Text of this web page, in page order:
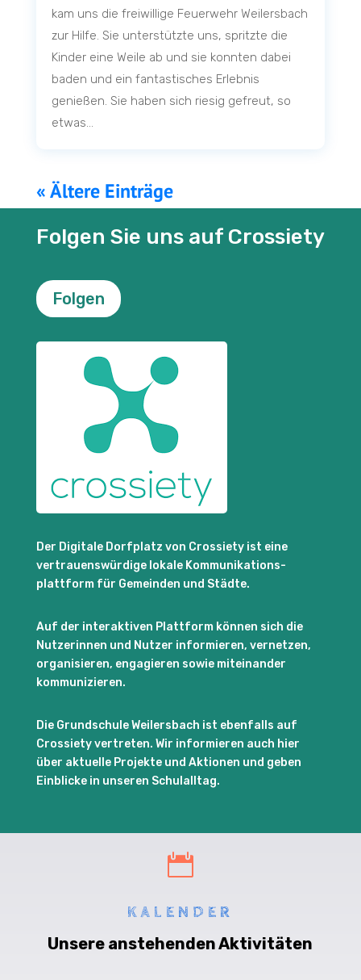
kam uns die freiwillige Feuerwehr Weilersbach
zur Hilfe. Sie unterstützte uns, spritzte die
Kinder eine Weile ab und sie konnten dabei
baden und ein fantastisches Erlebnis
genießen. Sie haben sich riesig gefreut, so
etwas...
« Ältere Einträge
Folgen Sie uns auf Crossiety
Folgen
Der Digitale Dorfplatz von Crossiety ist eine
vertrauenswürdige lokale Kommunikations-
plattform für Gemeinden und Städte.
Auf der interaktiven Plattform können sich die
Nutzerinnen und Nutzer informieren, vernetzen,
organisieren, engagieren sowie miteinander
kommunizieren.
Die Grundschule Weilersbach ist ebenfalls auf
Crossiety vertreten. Wir informieren auch hier
über aktuelle Projekte und Aktionen und geben
Einblicke in unseren Schulalltag.

KALENDER
Unsere anstehenden Aktivitäten